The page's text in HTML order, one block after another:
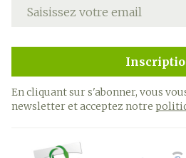
Adresse mail
En cliquant sur s'abonner, vous
newsletter et acceptez notre